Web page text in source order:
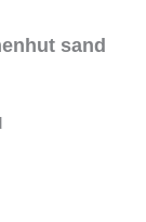
sand